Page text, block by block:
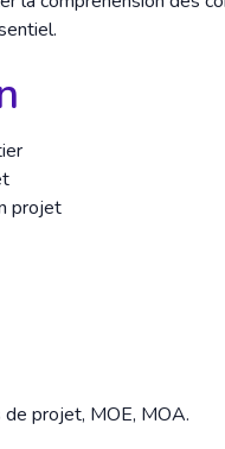
projet
projet, MOE, MOA.